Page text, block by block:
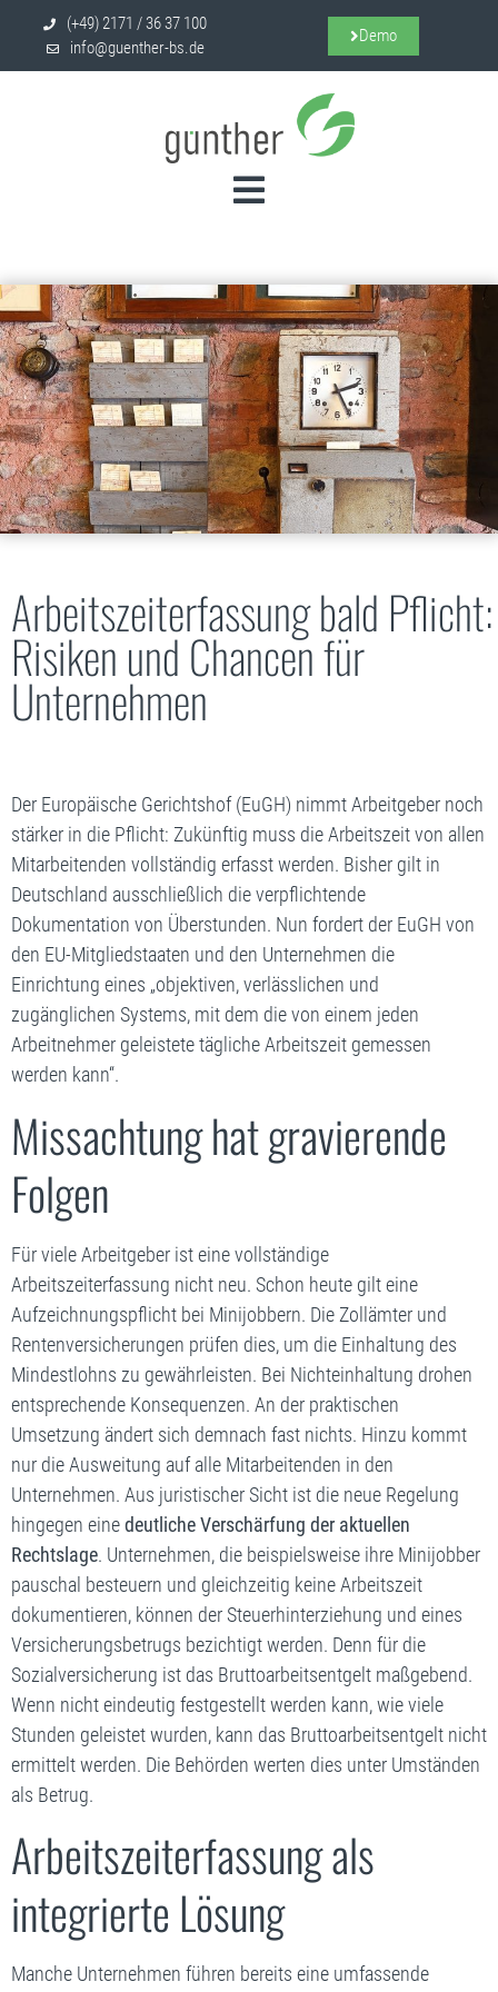
(+49) 2171 / 36 37 100
info@guenther-bs.de
Demo
Arbeitszeiterfassung bald Pflicht:
Risiken und Chancen für
Unternehmen
Der Europäische Gerichtshof (EuGH) nimmt Arbeitgeber noch
stärker in die Pflicht: Zukünftig muss die Arbeitszeit von allen
Mitarbeitenden vollständig erfasst werden. Bisher gilt in
Deutschland ausschließlich die verpflichtende
Dokumentation von Überstunden. Nun fordert der EuGH von
den EU-Mitgliedstaaten und den Unternehmen die
Einrichtung eines „objektiven, verlässlichen und
zugänglichen Systems, mit dem die von einem jeden
Arbeitnehmer geleistete tägliche Arbeitszeit gemessen
werden kann“.
Missachtung hat gravierende
Folgen
Für viele Arbeitgeber ist eine vollständige
Arbeitszeiterfassung nicht neu. Schon heute gilt eine
Aufzeichnungspflicht bei Minijobbern. Die Zollämter und
Rentenversicherungen prüfen dies, um die Einhaltung des
Mindestlohns zu gewährleisten. Bei Nichteinhaltung drohen
entsprechende Konsequenzen. An der praktischen
Umsetzung ändert sich demnach fast nichts. Hinzu kommt
nur die Ausweitung auf alle Mitarbeitenden in den
Unternehmen. Aus juristischer Sicht ist die neue Regelung
hingegen einedeutliche Verschärfung der aktuellen
Rechtslage. Unternehmen, die beispielsweise ihre Minijobber
pauschal besteuern und gleichzeitig keine Arbeitszeit
dokumentieren, können der Steuerhinterziehung und eines
Versicherungsbetrugs bezichtigt werden. Denn für die
Sozialversicherung ist das Bruttoarbeitsentgelt maßgebend.
Wenn nicht eindeutig festgestellt werden kann, wie viele
Stunden geleistet wurden, kann das Bruttoarbeitsentgelt nicht
ermittelt werden. Die Behörden werten dies unter Umständen
als Betrug.
Arbeitszeiterfassung als
integrierte Lösung
Manche Unternehmen führen bereits eine umfassende